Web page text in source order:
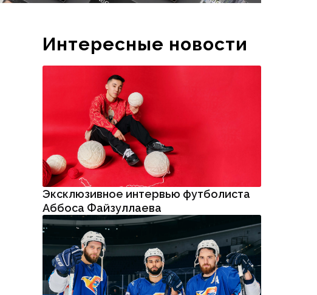
Эксклюзивное интервью футболиста
Аббоса Файзуллаева
Взлёт Humo: истории игроков
ташкентского хоккейного клуба